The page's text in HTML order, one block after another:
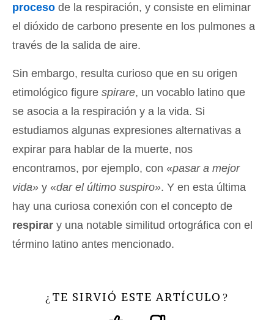
proceso de la respiración, y consiste en eliminar
el dióxido de carbono presente en los pulmones a
través de la salida de aire.
Sin embargo, resulta curioso que en su origen
etimológico figure spirare, un vocablo latino que
se asocia a la respiración y a la vida. Si
estudiamos algunas expresiones alternativas a
expirar para hablar de la muerte, nos
encontramos, por ejemplo, con «pasar a mejor
vida» y «dar el último suspiro». Y en esta última
hay una curiosa conexión con el concepto de
respirar y una notable similitud ortográfica con el
término latino antes mencionado.
¿ TE SIRVIÓ ESTE ARTÍCULO ?